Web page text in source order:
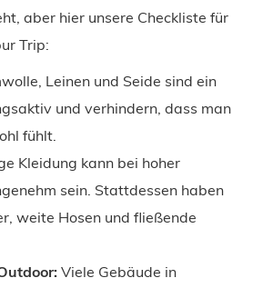
aber hier unsere Checkliste für
Trip:
Leinen und Seide sind ein
und verhindern, dass man
fühlt.
Kleidung kann bei hoher
sein. Stattdessen haben
weite Hosen und fließende
Viele Gebäude in